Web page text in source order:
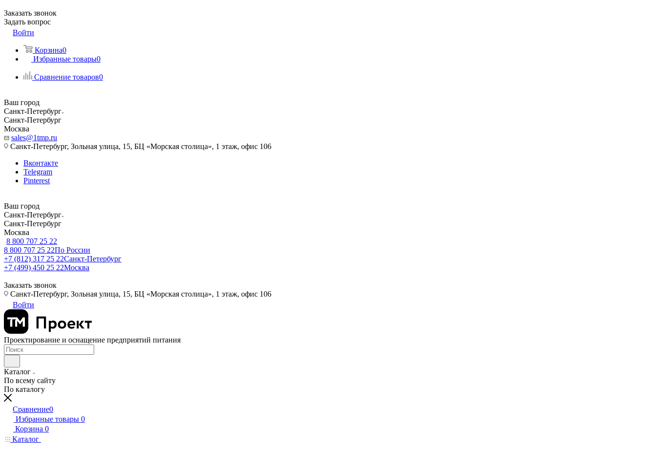
Заказать звонок
Задать вопрос
Войти
Корзина0
Избранные товары0
Сравнение товаров0
Ваш город
Санкт-Петербург
Санкт-Петербург
Москва
sales@1tmp.ru
Санкт-Петербург, Зольная улица, 15, БЦ «Морская столица», 1 этаж, офис 106
Вконтакте
Telegram
Pinterest
Ваш город
Санкт-Петербург
Санкт-Петербург
Москва
8 800 707 25 22
8 800 707 25 22По России
+7 (812) 317 25 22Санкт-Петербург
+7 (499) 450 25 22Москва
Заказать звонок
Санкт-Петербург, Зольная улица, 15, БЦ «Морская столица», 1 этаж, офис 106
Войти
Проектирование и оснащение предприятий питания
Каталог
По всему сайту
По каталогу
Сравнение0
Избранные товары 0
Корзина 0
Каталог